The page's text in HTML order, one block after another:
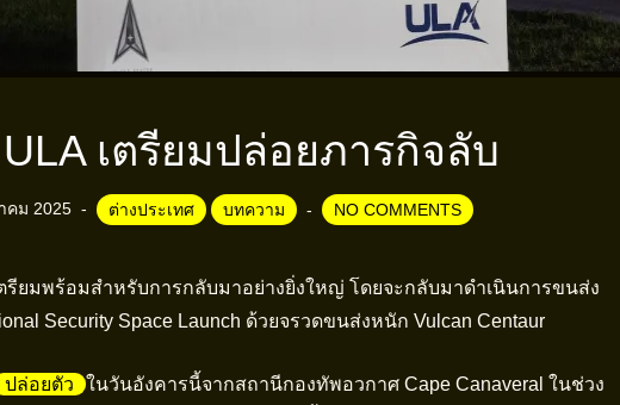
เตรียมปล่อยภารกิจลับ
คม 2025 ต่างประเทศ บทความ NO COMMENTS
ตรียมพร้อมสำหรับการกลับมาอย่างยิ่งใหญ่ โดยจะกลับมาดำเนินการขนส่ง
Security Space Launch ด้วยจรวดขนส่งหนัก Vulcan Centaur
ปล่อยตัว
ในวันอังคารนี้จากสถานีกองทัพอวกาศ Cape Canaveral ในช่วง